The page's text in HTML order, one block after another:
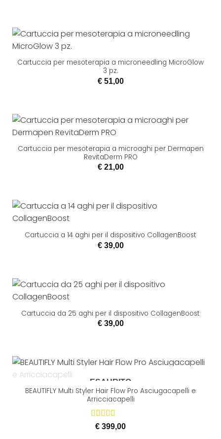
Cartuccia per mesoterapia a microneedling MicroGlow
3 pz.
€51,00
Cartuccia per mesoterapia a microaghi per Dermapen
RevitaDerm PRO
€21,00
Cartuccia a 14 aghi per il dispositivo CollagenBoost
€39,00
Cartuccia da 25 aghi per il dispositivo CollagenBoost
€39,00
ESAURITO
BEAUTIFLY Multi Styler Hair Flow Pro Asciugacapelli e
Arricciacapelli
Valutato5
€ 399,00